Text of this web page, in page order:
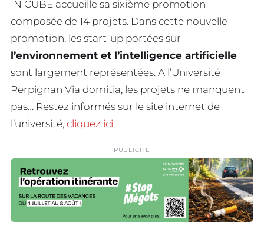
IN CUBE accueille sa sixième promotion
composée de 14 projets. Dans cette nouvelle
promotion, les start-up portées sur
l’environnement et l’intelligence artificielle
sont largement représentées. A l’Université
Perpignan Via domitia, les projets ne manquent
pas… Restez informés sur le site internet de
l’université, cliquez ici.
PUBLICITÉ